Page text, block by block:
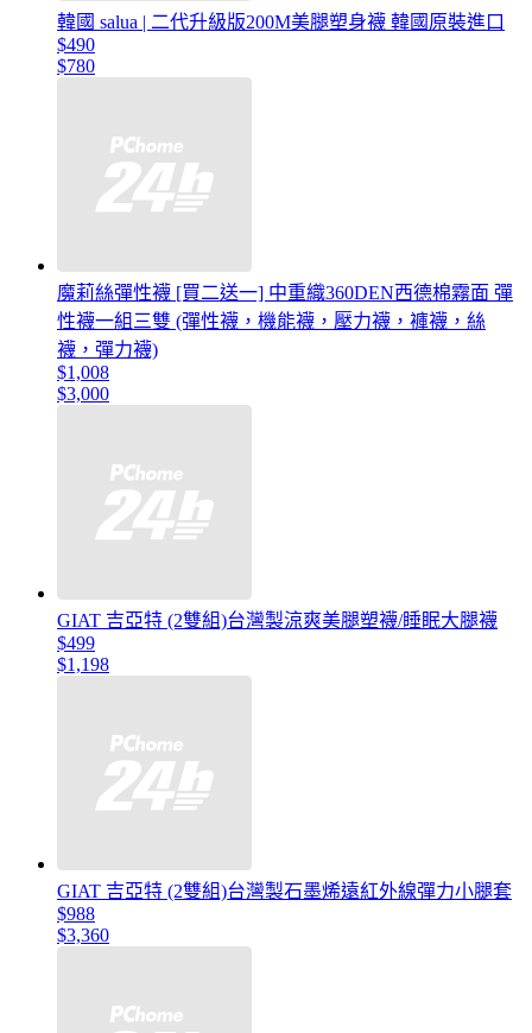
韓國 salua | 二代升級版200M美腿塑身襪 韓國原裝進口
$490
$780
魔莉絲彈性襪 [買二送一] 中重織360DEN西德棉霧面 彈
性襪一組三雙 (彈性襪，機能襪，壓力襪，褲襪，絲
襪，彈力襪)
$1,008
$3,000
GIAT 吉亞特 (2雙組)台灣製涼爽美腿塑襪/睡眠大腿襪
$499
$1,198
GIAT 吉亞特 (2雙組)台灣製石墨烯遠紅外線彈力小腿套
$988
$3,360